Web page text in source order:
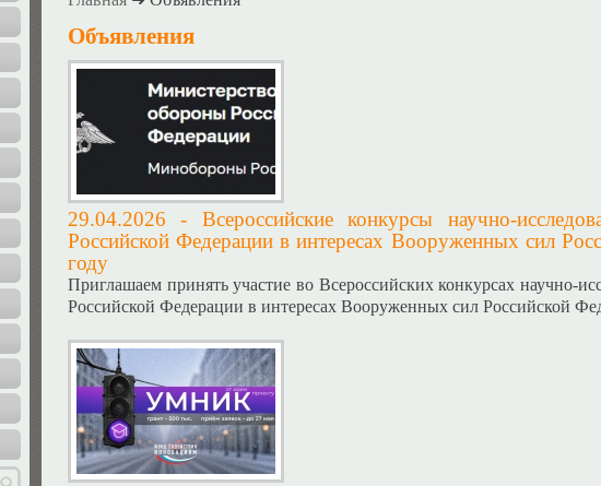
Объявления
29.04.2026 - Всероссийские конкурсы научно-
Российской Федерации в интересах Вооруженных сил
году
Приглашаем принять участие во Всероссийских конкурсах научно-
Российской Федерации в интересах Вооруженных сил Российской